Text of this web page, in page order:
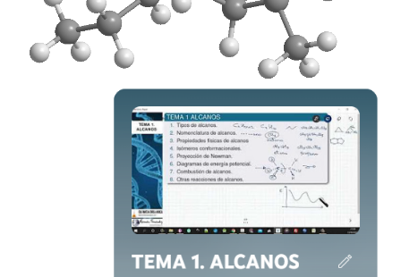
SPEKTROSKOPIE
REAKTIONEN